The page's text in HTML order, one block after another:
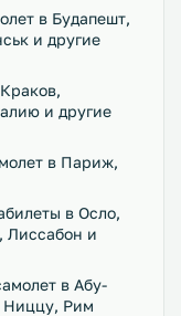
в Будапешт,
и другие
и другие
в Париж,
в Осло,
Лиссабон и
в Абу-
Ниццу, Рим